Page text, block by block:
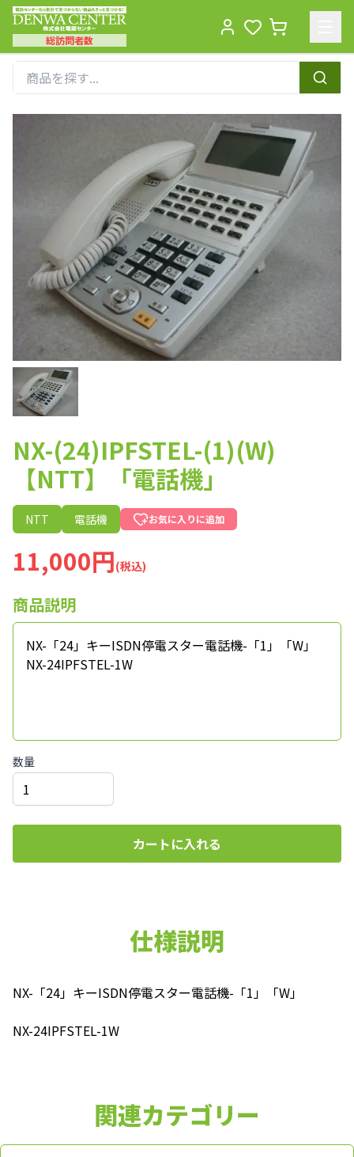
総訪問者数
NX-(24)IPFSTEL-(1)(W)
【NTT】「電話機」
NTT 電話機 お気に入りに追加
11,000円(税込)
商品説明
NX-「24」キーISDN停電スター電話機-「1」「W」
NX-24IPFSTEL-1W
数量
カートに入れる
仕様説明
NX-「24」キーISDN停電スター電話機-「1」「W」
NX-24IPFSTEL-1W
関連カテゴリー